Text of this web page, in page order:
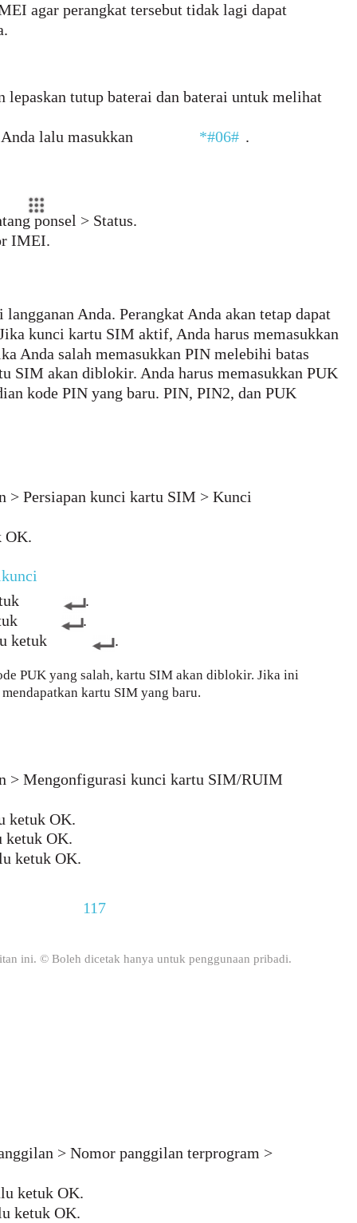
agar perangkat tersebut tidak lagi dapat
lepaskan tutup baterai dan baterai untuk melihat
lalu masukkan *#06# .
ponsel > Status.
IMEI.
Anda. Perangkat Anda akan tetap dapat
kunci kartu SIM aktif, Anda harus memasukkan
Anda salah memasukkan PIN melebihi batas
SIM akan diblokir. Anda harus memasukkan PUK
kode PIN yang baru. PIN, PIN2, dan PUK
> Persiapan kunci kartu SIM > Kunci
OK.
.
.
ketuk
.
PUK yang salah, kartu SIM akan diblokir. Jika ini
kartu SIM yang baru.
> Mengonfigurasi kunci kartu SIM/RUIM
ketuk OK.
ketuk OK.
ketuk OK.
117
ini. © Boleh dicetak hanya untuk penggunaan pribadi.
> Nomor panggilan terprogram >
ketuk OK.
ketuk OK.